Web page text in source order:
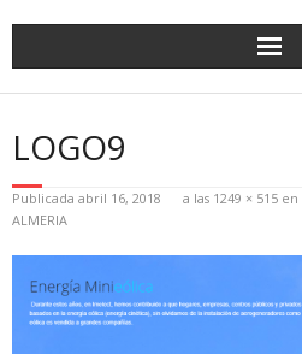
LOGO9
Publicada abril 16, 2018 a las 1249 × 515 en
ALMERIA